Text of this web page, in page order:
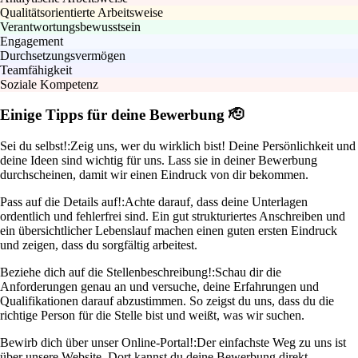
Qualitätsorientierte Arbeitsweise
Verantwortungsbewusstsein
Engagement
Durchsetzungsvermögen
Teamfähigkeit
Soziale Kompetenz
Einige Tipps für deine Bewerbung 🫡
Sei du selbst!:Zeig uns, wer du wirklich bist! Deine Persönlichkeit und
deine Ideen sind wichtig für uns. Lass sie in deiner Bewerbung
durchscheinen, damit wir einen Eindruck von dir bekommen.
Pass auf die Details auf!:Achte darauf, dass deine Unterlagen
ordentlich und fehlerfrei sind. Ein gut strukturiertes Anschreiben und
ein übersichtlicher Lebenslauf machen einen guten ersten Eindruck
und zeigen, dass du sorgfältig arbeitest.
Beziehe dich auf die Stellenbeschreibung!:Schau dir die
Anforderungen genau an und versuche, deine Erfahrungen und
Qualifikationen darauf abzustimmen. So zeigst du uns, dass du die
richtige Person für die Stelle bist und weißt, was wir suchen.
Bewirb dich über unser Online-Portal!:Der einfachste Weg zu uns ist